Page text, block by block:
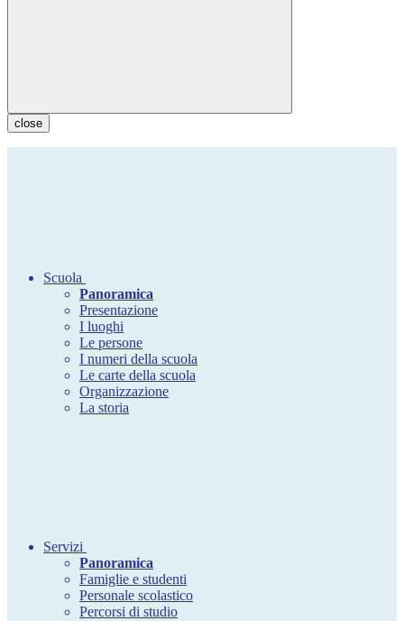
close
Scuola
Panoramica
Presentazione
I luoghi
Le persone
I numeri della scuola
Le carte della scuola
Organizzazione
La storia
Servizi
Panoramica
Famiglie e studenti
Personale scolastico
Percorsi di studio